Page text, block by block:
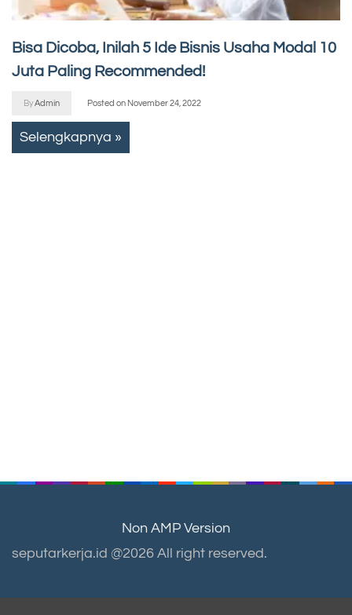
Bisa Dicoba, Inilah 5 Ide Bisnis Usaha Modal 10
Juta Paling Recommended!
ByAdmin Posted on November 24, 2022
Selengkapnya »
Non AMP Version
seputarkerja.id @2026 All right reserved.